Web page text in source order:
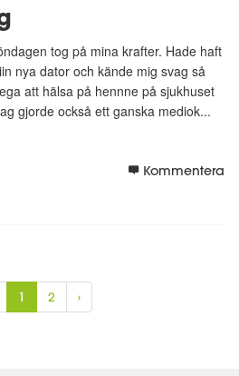
tog på mina krafter. Hade haft
nya dator och kände mig svag så
att hälsa på hennne på sjukhuset
gjorde också ett ganska mediok...
Kommentera
1 2 ›